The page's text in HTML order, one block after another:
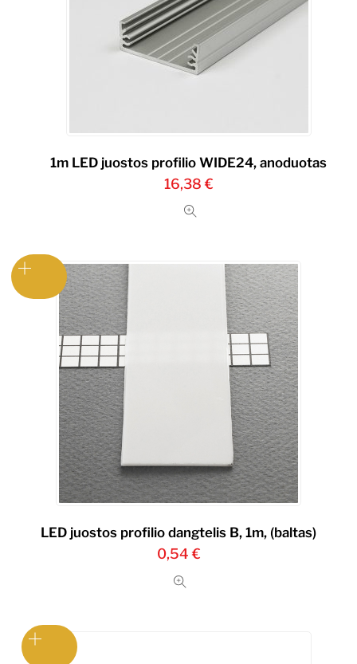
1m LED juostos profilio WIDE24, anoduotas
16,38 €
LED juostos profilio dangtelis B, 1m, (baltas)
0,54 €